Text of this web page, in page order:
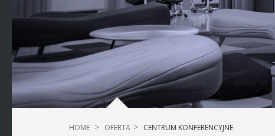
HOME OFERTA CENTRUM KONFERENCYJNE